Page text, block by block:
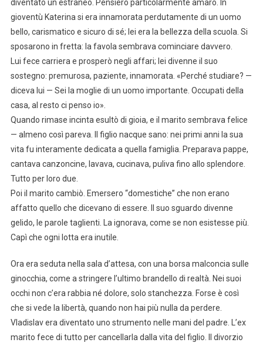
diventato un estraneo. Pensiero particolarmente amaro. In
gioventù Katerina si era innamorata perdutamente di un uomo
bello, carismatico e sicuro di sé; lei era la bellezza della scuola. Si
sposarono in fretta: la favola sembrava cominciare davvero.
Lui fece carriera e prosperò negli affari; lei divenne il suo
sostegno: premurosa, paziente, innamorata. «Perché studiare? —
diceva lui — Sei la moglie di un uomo importante. Occupati della
casa, al resto ci penso io».
Quando rimase incinta esultò di gioia, e il marito sembrava felice
— almeno così pareva. Il figlio nacque sano: nei primi anni la sua
vita fu interamente dedicata a quella famiglia. Preparava pappe,
cantava canzoncine, lavava, cucinava, puliva fino allo splendore.
Tutto per loro due.
Poi il marito cambiò. Emersero “domestiche” che non erano
affatto quello che dicevano di essere. Il suo sguardo divenne
gelido, le parole taglienti. La ignorava, come se non esistesse più.
Capì che ogni lotta era inutile.
Ora era seduta nella sala d’attesa, con una borsa malconcia sulle
ginocchia, come a stringere l’ultimo brandello di realtà. Nei suoi
occhi non c’era rabbia né dolore, solo stanchezza. Forse è così
che si vede la libertà, quando non hai più nulla da perdere.
Vladislav era diventato uno strumento nelle mani del padre. L’ex
marito fece di tutto per cancellarla dalla vita del figlio. Il divorzio